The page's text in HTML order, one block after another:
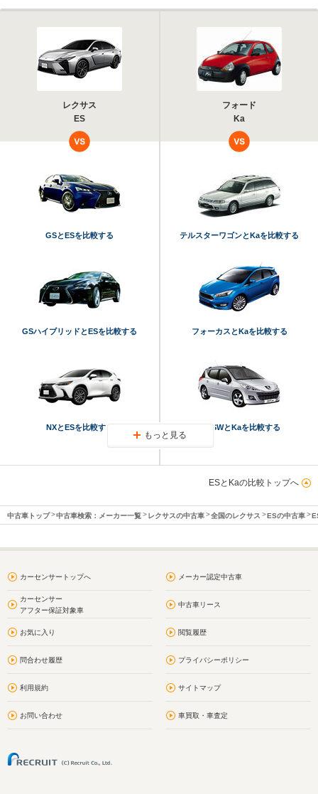
レクサス
ES
フォード
Ka
GSとESを比較する
GSハイブリッドとESを比較する
NXとESを比較する
テルスターワゴンとKaを比較する
フォーカスとKaを比較する
207SWとKaを比較する
もっと見る
ESとKaの比較トップへ
中古車トップ 中古車検索：メーカー一覧 レクサスの中古車 全国のレクサス ESの中古車
カーセンサートップへ メーカー認定中古車
カーセンサー
アフター保証対象車
中古車リース
お気に入り 閲覧履歴
問合わせ履歴 プライバシーポリシー
利用規約 サイトマップ
お問い合わせ 車買取・車査定